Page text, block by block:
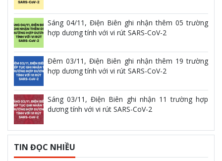
Sáng 04/11, Điện Biên ghi nhận thêm 05 trường
hợp dương tính với vi rút SARS-CoV-2
Đêm 03/11, Điện Biên ghi nhận thêm 19 trường
hợp dương tính với vi rút SARS-CoV-2
Sáng 03/11, Điện Biên ghi nhận 11 trường hợp
dương tính với vi rút SARS-CoV-2
TIN ĐỌC NHIỀU